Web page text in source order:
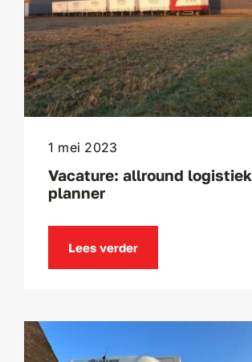
1 mei 2023
Vacature: allround logistiek
planner
Lees verder